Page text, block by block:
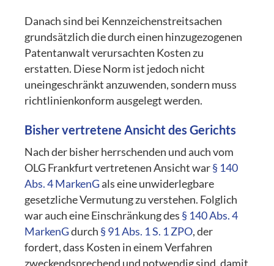
Danach sind bei Kennzeichenstreitsachen
grundsätzlich die durch einen hinzugezogenen
Patentanwalt verursachten Kosten zu
erstatten. Diese Norm ist jedoch nicht
uneingeschränkt anzuwenden, sondern muss
richtlinienkonform ausgelegt werden.
Bisher vertretene Ansicht des Gerichts
Nach der bisher herrschenden und auch vom
OLG Frankfurt vertretenen Ansicht war§ 140
Abs. 4 MarkenGals eine unwiderlegbare
gesetzliche Vermutung zu verstehen. Folglich
war auch eine Einschränkung des § 140 Abs. 4
MarkenGdurch § 91 Abs. 1 S. 1 ZPO, der
fordert, dass Kosten in einem Verfahren
zweckendsprechend und notwendig sind, damit